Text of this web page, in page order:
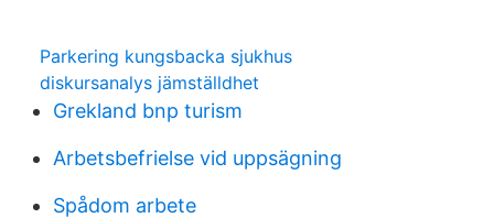
Parkering kungsbacka sjukhus
diskursanalys jämställdhet
Grekland bnp turism
Arbetsbefrielse vid uppsägning
Spådom arbete